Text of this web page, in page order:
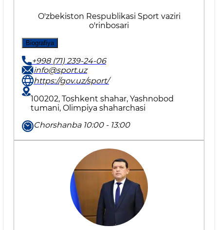
O'zbekiston Respublikasi Sport vaziri
o'rinbosari
Biografiya
+998 (71) 239-24-06
info@sport.uz
https://gov.uz/sport/
100202, Toshkent shahar, Yashnobod
tumani, Olimpiya shaharchasi
Chorshanba 10:00 - 13:00